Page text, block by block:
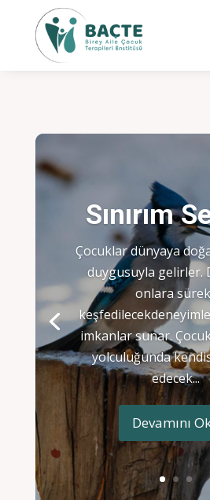
Sınırım
Çocuklar dünyaya
duygusuyla gelirler.
onlara
imkanlar sunar.
yolculuğunda
edecek...
Devamını